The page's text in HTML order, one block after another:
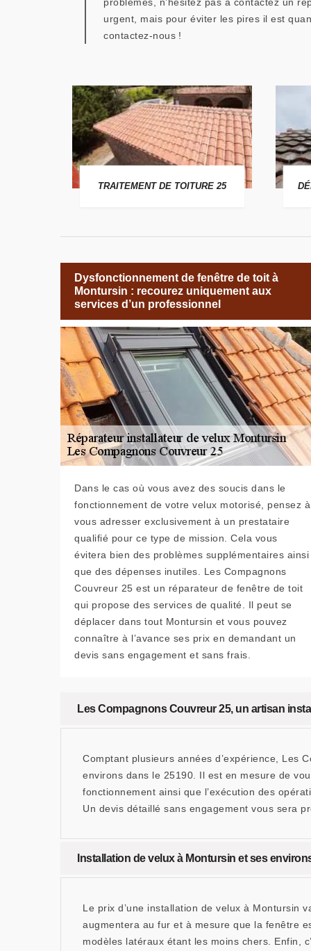
urgent, mais pour éviter les pires il est
contactez-nous !
TRAITEMENT DE TOITURE 25
Dysfonctionnement de fenêtre de toit à
Montursin : recourez uniquement aux
services d’un professionnel
Dans le cas où vous avez des soucis dans le
fonctionnement de votre velux motorisé, pensez à
vous adresser exclusivement à un prestataire
qualifié pour ce type de mission. Cela vous
évitera bien des problèmes supplémentaires ainsi
que des dépenses inutiles. Les Compagnons
Couvreur 25 est un réparateur de fenêtre de toit
qui propose des services de qualité. Il peut se
déplacer dans tout Montursin et vous pouvez
connaître à l’avance ses prix en demandant un
devis sans engagement et sans frais.
Les Compagnons Couvreur 25, un artisan
Comptant plusieurs années d’expérience, Les
environs dans le 25190. Il est en mesure de
fonctionnement ainsi que l’exécution des
Un devis détaillé sans engagement vous sera
Installation de velux à Montursin et ses
Le prix d’une installation de velux à Montursin
augmentera au fur et à mesure que la fenêtre
modèles latéraux étant les moins chers. Enfin,